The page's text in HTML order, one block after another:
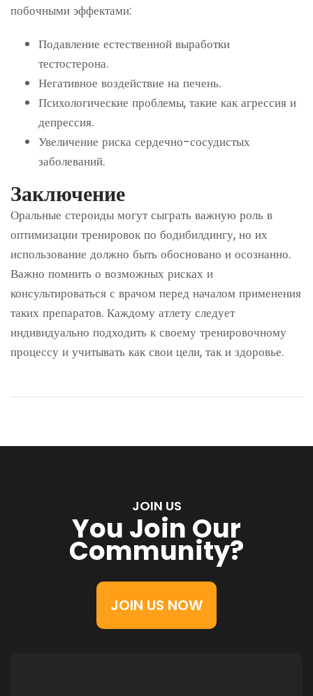
побочными эффектами:
Подавление естественной выработки
тестостерона.
Негативное воздействие на печень.
Психологические проблемы, такие как агрессия и
депрессия.
Увеличение риска сердечно-сосудистых
заболеваний.
Заключение
Оральные стероиды могут сыграть важную роль в
оптимизации тренировок по бодибилдингу, но их
использование должно быть обосновано и осознанно.
Важно помнить о возможных рисках и
консультироваться с врачом перед началом применения
таких препаратов. Каждому атлету следует
индивидуально подходить к своему тренировочному
процессу и учитывать как свои цели, так и здоровье.
JOIN US
You Join Our
Community?
JOIN US NOW